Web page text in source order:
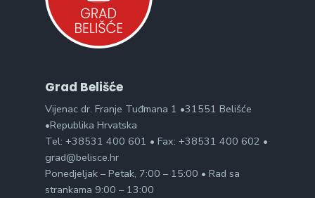
Grad Belišće
Vijenac dr. Franje Tuđmana 1 •31551 Belišće
•Republika Hrvatska
Tel: +38531 400 601 • Fax: +38531 400 602 •
grad@belisce.hr
Ponedjeljak – Petak, 7:00 – 15:00 • Rad sa
strankama 9:00 – 13:00